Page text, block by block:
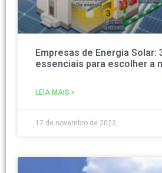
Empresas de Energia Solar:
essenciais para escolher a
LEIA MAIS »
17 de novembro de 2023